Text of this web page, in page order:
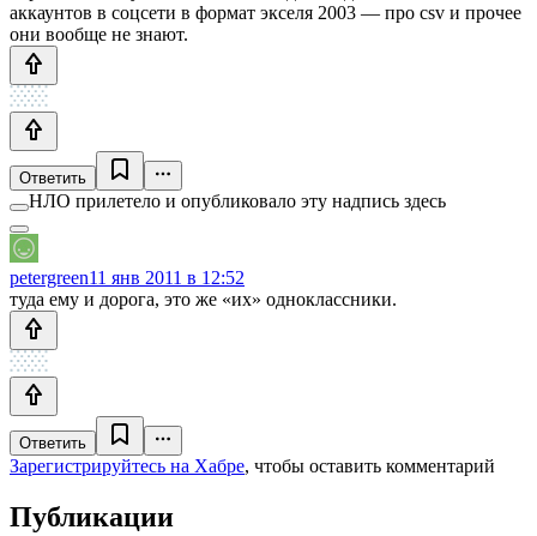
аккаунтов в соцсети в формат экселя 2003 — про csv и прочее
они вообще не знают.
Ответить
НЛО прилетело и опубликовало эту надпись здесь
petergreen11 янв 2011 в 12:52
туда ему и дорога, это же «их» одноклассники.
Ответить
Зарегистрируйтесь на Хабре, чтобы оставить комментарий
Публикации